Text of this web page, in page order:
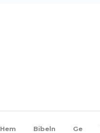
Hem Bibeln Ge